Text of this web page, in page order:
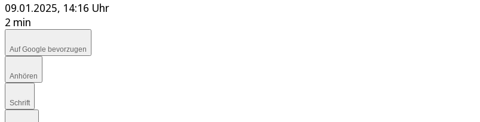
09.01.2025, 14:16 Uhr
2 min
Auf Google bevorzugen
Anhören
Schrift